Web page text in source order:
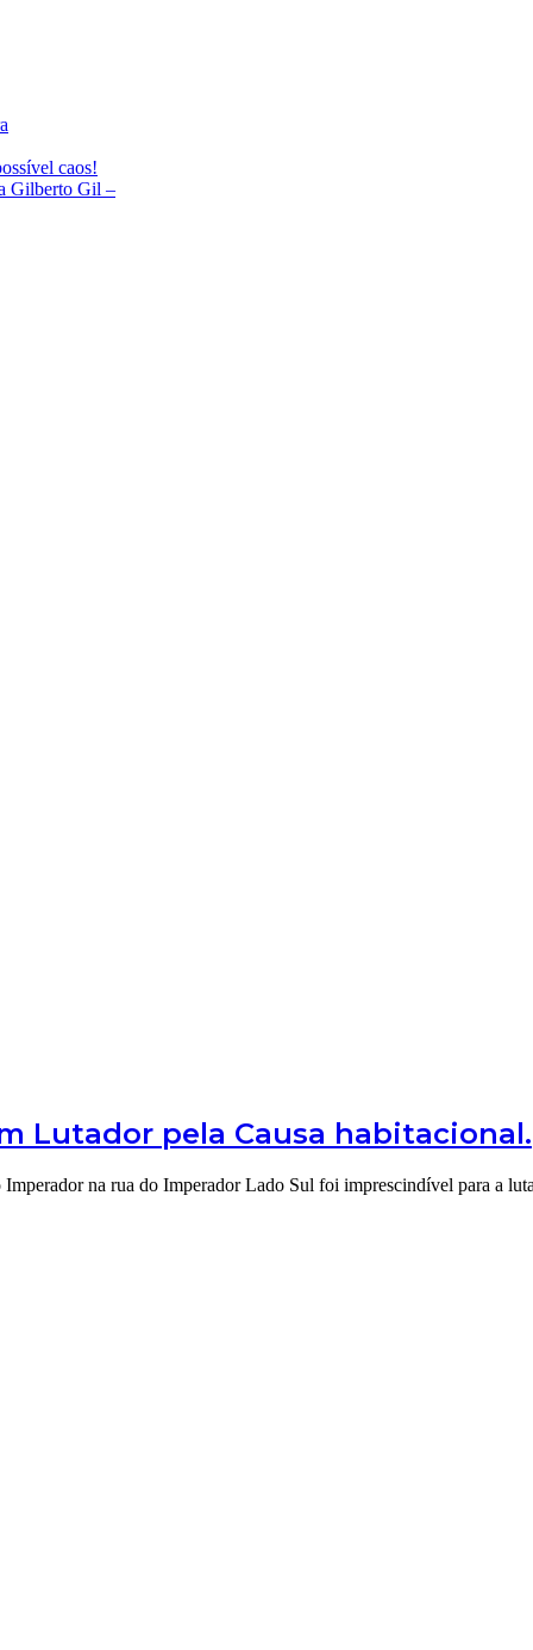
caos!
Gilberto Gil –
Lutador pela Causa habitacional.
na rua do Imperador Lado Sul foi imprescindível para a